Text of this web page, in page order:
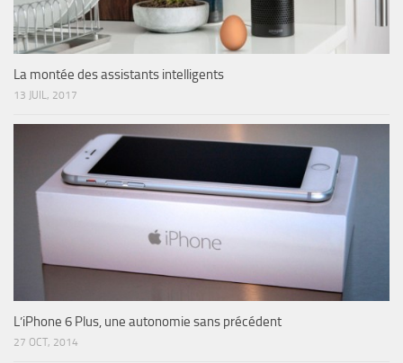
La montée des assistants intelligents
13 JUIL, 2017
L’iPhone 6 Plus, une autonomie sans précédent
27 OCT, 2014